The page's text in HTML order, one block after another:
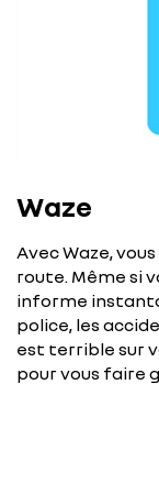
Waze
Avec Waze,
route. Même si
informe
police, les
est terrible sur
pour vous faire